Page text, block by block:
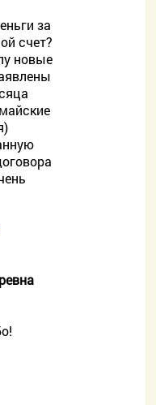
за
счет?
новые